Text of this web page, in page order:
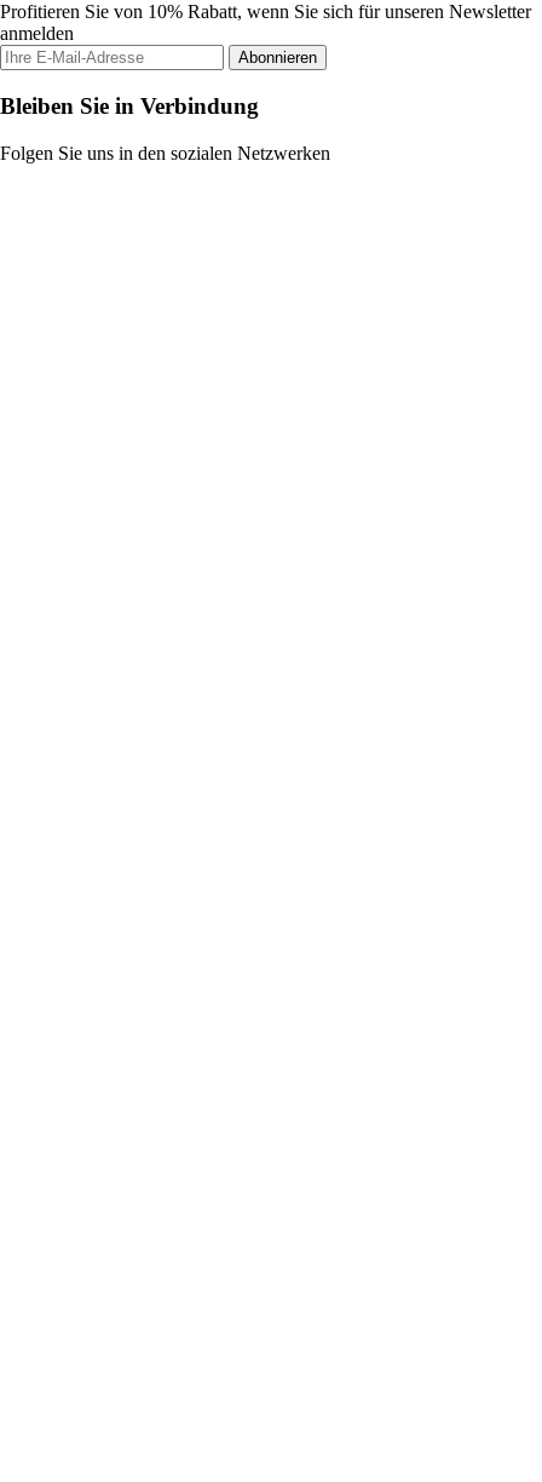
Profitieren Sie von 10% Rabatt, wenn Sie sich für unseren Newsletter
anmelden
Abonnieren
Bleiben Sie in Verbindung
Folgen Sie uns in den sozialen Netzwerken